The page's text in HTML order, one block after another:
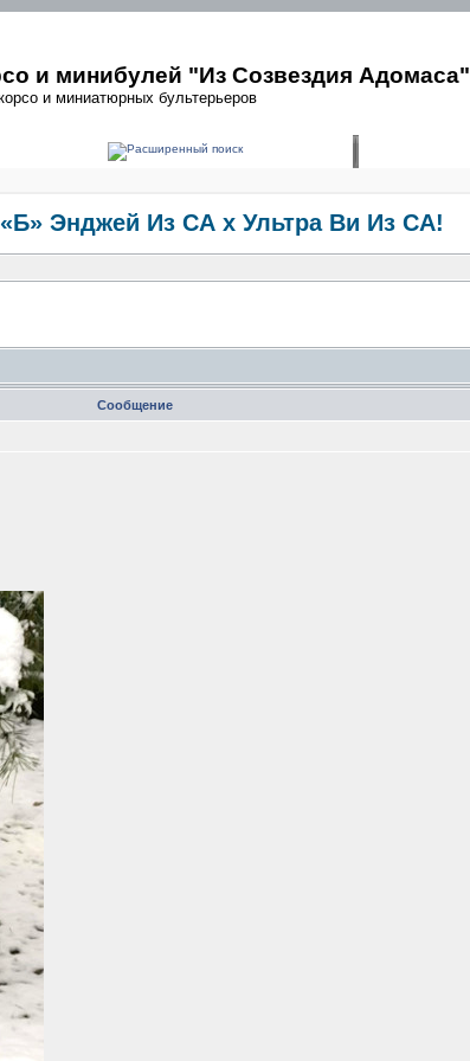
и минибулей "Из Созвездия Адомаса"
и миниатюрных бультерьеров
Энджей Из СА х Ультра Ви Из СА!
Сообщение